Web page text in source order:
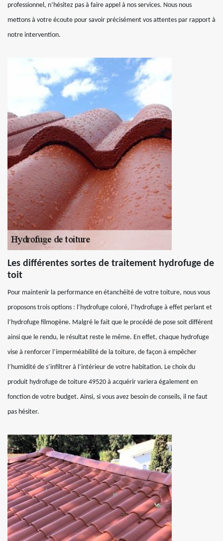
professionnel, n’hésitez pas à faire appel à nos services. Nous nous
mettons à votre écoute pour savoir précisément vos attentes par rapport à
notre intervention.
Les différentes sortes de traitement hydrofuge de
toit
Pour maintenir la performance en étanchéité de votre toiture, nous vous
proposons trois options : l’hydrofuge coloré, l’hydrofuge à effet perlant et
l’hydrofuge filmogène. Malgré le fait que le procédé de pose soit différent
ainsi que le rendu, le résultat reste le même. En effet, chaque hydrofuge
vise à renforcer l’imperméabilité de la toiture, de façon à empêcher
l’humidité de s’infiltrer à l’intérieur de votre habitation. Le choix du
produit hydrofuge de toiture 49520 à acquérir variera également en
fonction de votre budget. Ainsi, si vous avez besoin de conseils, il ne faut
pas hésiter.